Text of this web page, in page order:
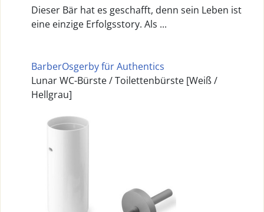
Dieser Bär hat es geschafft, denn sein Leben ist
eine einzige Erfolgsstory. Als ...
BarberOsgerby für Authentics
Lunar WC-Bürste / Toilettenbürste [Weiß /
Hellgrau]